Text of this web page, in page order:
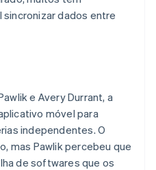
dados entre
e Avery Durrant, a
móvel para
independentes. O
mas Pawlik percebeu que
de softwares que os